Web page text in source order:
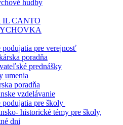
hudby
IL CANTO
podujatia pre verejnosť
poradňa
prednášky
umenia
poradňa
vzdelávanie
podujatia pre školy
historické témy pre školy,
dni